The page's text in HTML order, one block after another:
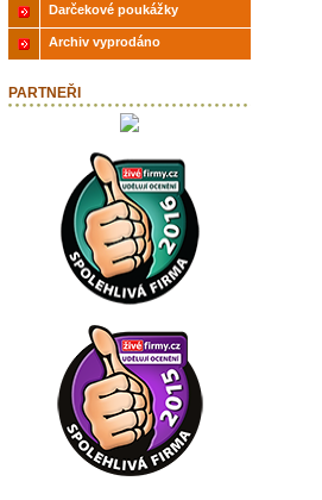
Darčekové poukážky
Archiv vyprodáno
PARTNEŘI